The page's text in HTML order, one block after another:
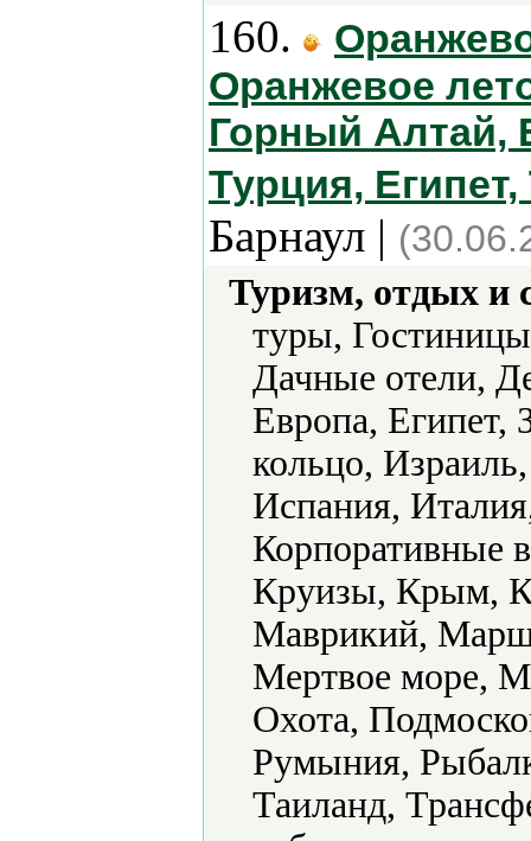
160.
Оранжевое
Горный Алтай,
Турция,
Барнаул |
Туризм, отдых и
туры,
Дачные отели,
Европа, Египет,
кольцо,
Испания,
Корпоративные
Круизы, Крым,
Маврикий,
Мертвое море,
Охота,
Румыния,
Таиланд,